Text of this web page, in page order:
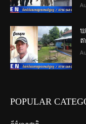
ឃ
POPULAR